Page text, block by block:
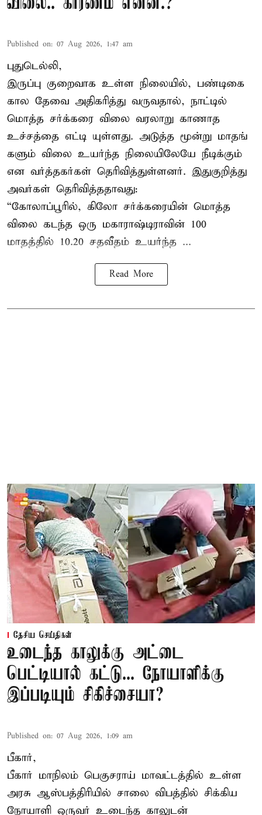
Published on: 07 Aug 2026, 1:47 am
புதுடெல்லி,
இருப்பு குறைவாக உள்ள நிலையில், பண்டிகை
கால தேவை அதிகரித்து வருவதால், நாட்டில்
மொத்த சர்க்கரை விலை வரலாறு காணாத
உச்சத்தை எட்டி யுள்ளது. அடுத்த மூன்று மாதங்
களும் விலை உயர்ந்த நிலையிலேயே நீடிக்கும்
என வர்த்தகர்கள் தெரிவித்துள்ளனர். இதுகுறித்து
அவர்கள் தெரிவித்ததாவது:
“கோலாப்பூரில், கிலோ சர்க்கரையின் மொத்த
விலை கடந்த ஒரு மகாராஷ்டிராவின் 100
மாதத்தில் 10.20 சதவீதம் உயர்ந்த ...
Read More
தேசிய செய்திகள்
உடைந்த காலுக்கு அட்டை
பெட்டியால் கட்டு... நோயாளிக்கு
இப்படியும் சிகிச்சையா?
Published on: 07 Aug 2026, 1:09 am
பீகார்,
பீகார் மாநிலம் பெகுசராய் மாவட்டத்தில் உள்ள
அரசு ஆஸ்பத்திரியில் சாலை விபத்தில் சிக்கிய
நோயாளி ஒருவர் உடைந்த காலுடன்